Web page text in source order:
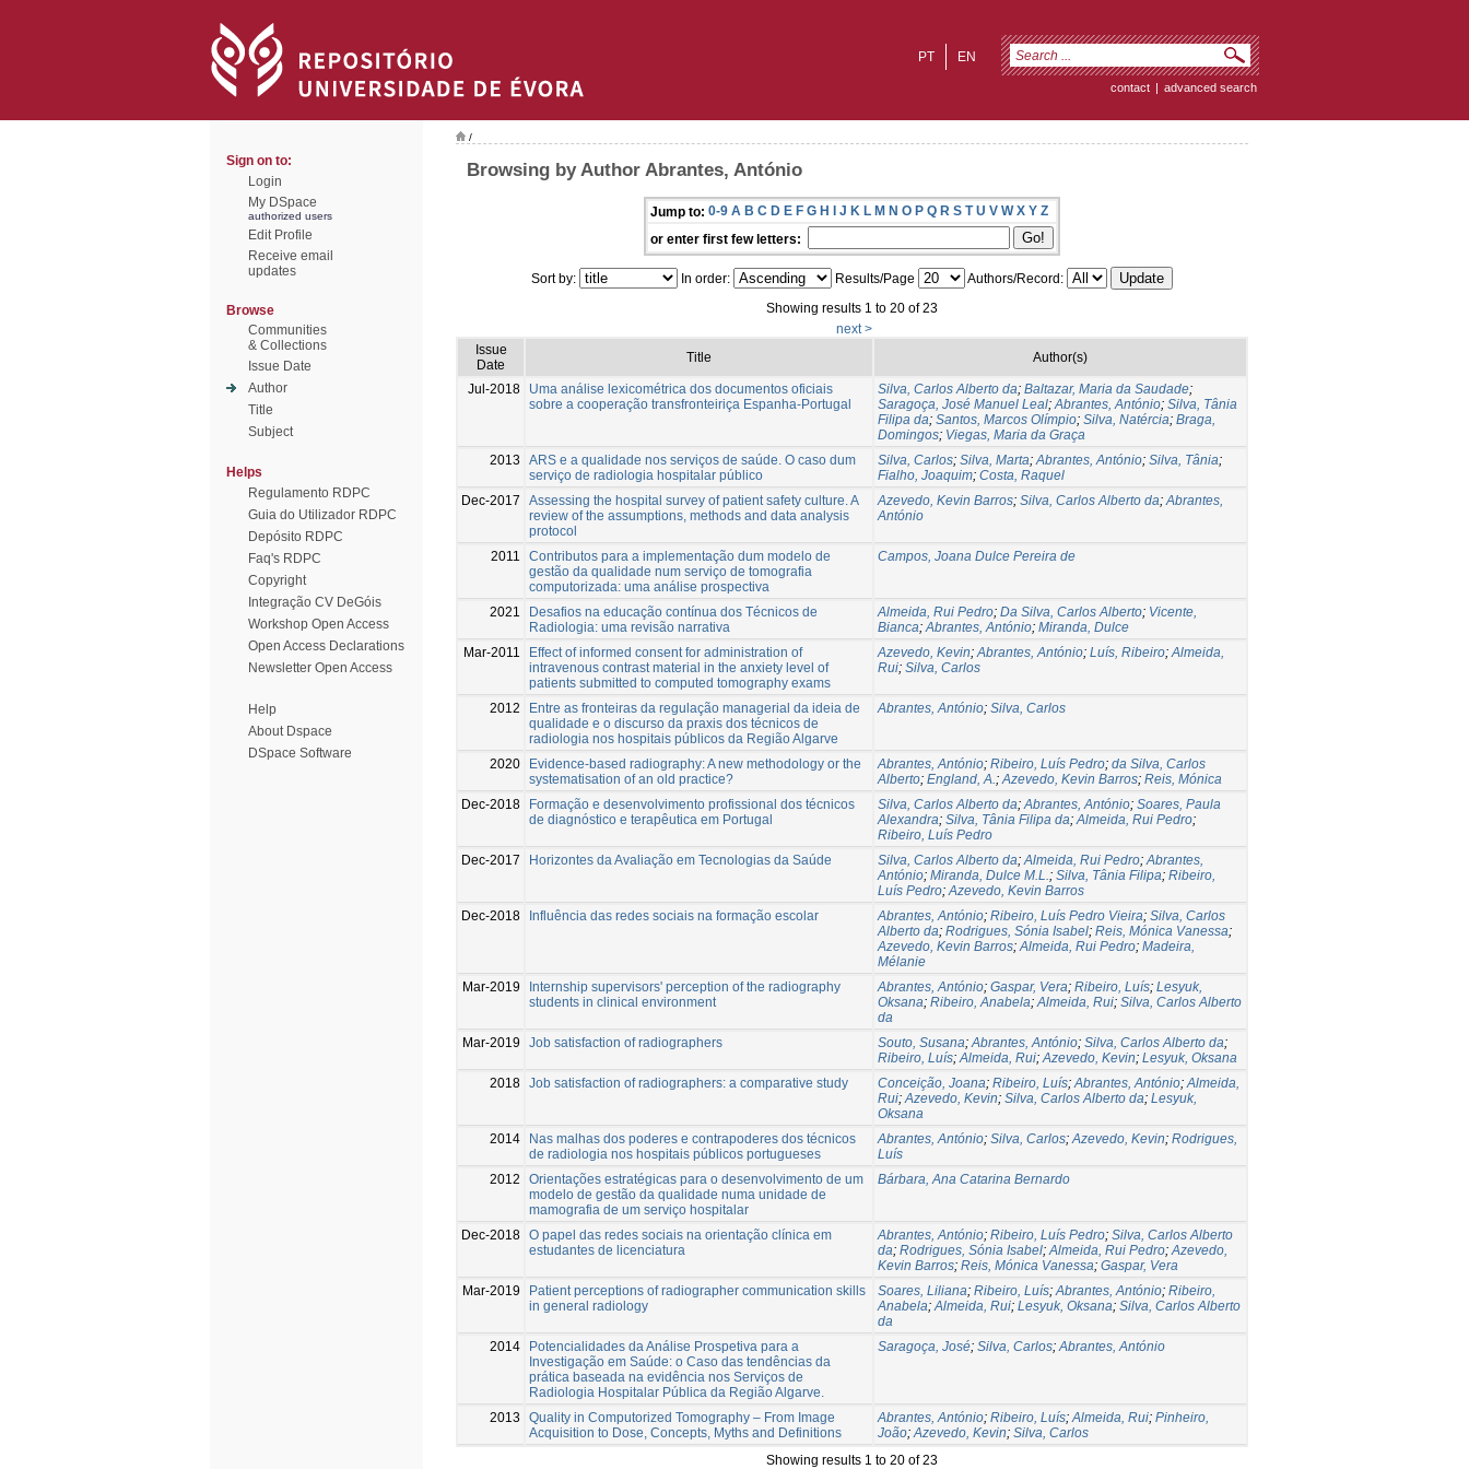
EN
PT
contact | advanced search
Sign on to:
Login
My DSpace
authorized users
Edit Profile
Receive email
updates
Browse
Communities
& Collections
Issue Date
Author
Title
Subject
Helps
Regulamento RDPC
Guia do Utilizador RDPC
Depósito RDPC
Faq's RDPC
Copyright
Integração CV DeGóis
Workshop Open Access
Open Access Declarations
Newsletter Open Access
Help
About Dspace
DSpace Software
/
Browsing by Author Abrantes, António
Jump to: 0-9 A B C D E F G H I J K L M N O P Q R S T U V W X Y Z
or enter first few letters:
Sort by: In order: Results/Page
Authors/Record:
Showing results 1 to 20 of 23
next >
Issue
Date
Title Author(s)
Jul-2018
Uma análise lexicométrica dos documentos oficiais
sobre a cooperação transfronteiriça Espanha-Portugal
Silva, Carlos Alberto da; Baltazar, Maria da Saudade;
Saragoça, José Manuel Leal;Abrantes, António; Silva, Tânia
Filipa da; Santos, Marcos Olímpio; Silva, Natércia; Braga,
Domingos; Viegas, Maria da Graça
2013
ARS e a qualidade nos serviços de saúde. O caso dum
serviço de radiologia hospitalar público
Silva, Carlos; Silva, Marta;Abrantes, António; Silva, Tânia;
Fialho, Joaquim; Costa, Raquel
Dec-2017
Assessing the hospital survey of patient safety culture. A
review of the assumptions, methods and data analysis
protocol
Azevedo, Kevin Barros; Silva, Carlos Alberto da;Abrantes,
António
2011
Contributos para a implementação dum modelo de
gestão da qualidade num serviço de tomografia
computorizada: uma análise prospectiva
Campos, Joana Dulce Pereira de
2021
Desafios na educação contínua dos Técnicos de
Radiologia: uma revisão narrativa
Almeida, Rui Pedro; Da Silva, Carlos Alberto; Vicente,
Bianca;Abrantes, António; Miranda, Dulce
Mar-2011
Effect of informed consent for administration of
intravenous contrast material in the anxiety level of
patients submitted to computed tomography exams
Azevedo, Kevin;Abrantes, António; Luís, Ribeiro;Almeida,
Rui; Silva, Carlos
2012
Entre as fronteiras da regulação managerial da ideia de
qualidade e o discurso da praxis dos técnicos de
radiologia nos hospitais públicos da Região Algarve
Abrantes, António; Silva, Carlos
2020
Evidence-based radiography: A new methodology or the
systematisation of an old practice?
Abrantes, António; Ribeiro, Luís Pedro; da Silva, Carlos
Alberto; England, A.;Azevedo, Kevin Barros; Reis, Mónica
Dec-2018
Formação e desenvolvimento profissional dos técnicos
de diagnóstico e terapêutica em Portugal
Silva, Carlos Alberto da;Abrantes, António; Soares, Paula
Alexandra; Silva, Tânia Filipa da;Almeida, Rui Pedro;
Ribeiro, Luís Pedro
Dec-2017
Horizontes da Avaliação em Tecnologias da Saúde Silva, Carlos Alberto da;Almeida, Rui Pedro;Abrantes,
António; Miranda, Dulce M.L.; Silva, Tânia Filipa; Ribeiro,
Luís Pedro;Azevedo, Kevin Barros
Dec-2018
Influência das redes sociais na formação escolar Abrantes, António; Ribeiro, Luís Pedro Vieira; Silva, Carlos
Alberto da; Rodrigues, Sónia Isabel; Reis, Mónica Vanessa;
Azevedo, Kevin Barros;Almeida, Rui Pedro; Madeira,
Mélanie
Mar-2019
Internship supervisors' perception of the radiography
students in clinical environment
Abrantes, António; Gaspar, Vera; Ribeiro, Luís; Lesyuk,
Oksana; Ribeiro, Anabela;Almeida, Rui; Silva, Carlos Alberto
da
Mar-2019
Job satisfaction of radiographers Souto, Susana;Abrantes, António; Silva, Carlos Alberto da;
Ribeiro, Luís;Almeida, Rui;Azevedo, Kevin; Lesyuk, Oksana
2018 Job satisfaction of radiographers: a comparative study Conceição, Joana; Ribeiro, Luís;Abrantes, António;Almeida,
Rui;Azevedo, Kevin; Silva, Carlos Alberto da; Lesyuk,
Oksana
2014
Nas malhas dos poderes e contrapoderes dos técnicos
de radiologia nos hospitais públicos portugueses
Abrantes, António; Silva, Carlos;Azevedo, Kevin; Rodrigues,
Luís
2012
Orientações estratégicas para o desenvolvimento de um
modelo de gestão da qualidade numa unidade de
mamografia de um serviço hospitalar
Bárbara, Ana Catarina Bernardo
Dec-2018 O papel das redes sociais na orientação clínica em
estudantes de licenciatura
Abrantes, António; Ribeiro, Luís Pedro; Silva, Carlos Alberto
da; Rodrigues, Sónia Isabel;Almeida, Rui Pedro;Azevedo,
Kevin Barros; Reis, Mónica Vanessa; Gaspar, Vera
Mar-2019
Patient perceptions of radiographer communication skills
in general radiology
Soares, Liliana; Ribeiro, Luís;Abrantes, António; Ribeiro,
Anabela;Almeida, Rui; Lesyuk, Oksana; Silva, Carlos Alberto
da
2014
Potencialidades da Análise Prospetiva para a
Investigação em Saúde: o Caso das tendências da
prática baseada na evidência nos Serviços de
Radiologia Hospitalar Pública da Região Algarve.
Saragoça, José; Silva, Carlos;Abrantes, António
2013
Quality in Computorized Tomography – From Image
Acquisition to Dose, Concepts, Myths and Definitions
Abrantes, António; Ribeiro, Luís;Almeida, Rui; Pinheiro,
João;Azevedo, Kevin; Silva, Carlos
Showing results 1 to 20 of 23